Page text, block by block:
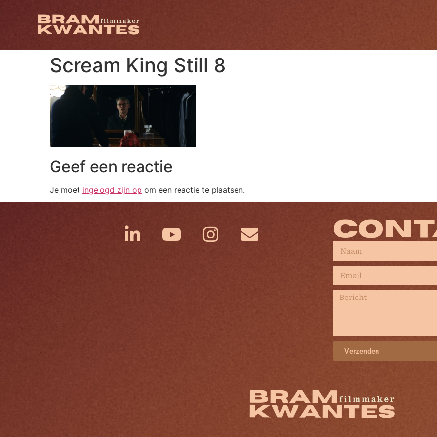
Scream King Still 8
Geef een reactie
Je moet ingelogd zijn op om een reactie te plaatsen.
Verzenden